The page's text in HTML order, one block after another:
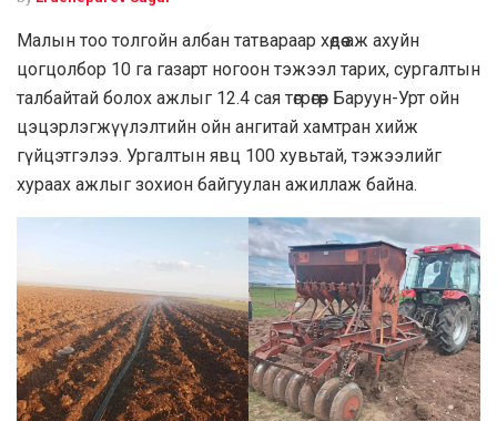
Малын тоо толгойн албан татвараар хөдөө аж ахуйн
цогцолбор 10 га газарт ногоон тэжээл тарих, сургалтын
талбайтай болох ажлыг 12.4 сая төгрөгөөр Баруун-Урт ойн
цэцэрлэгжүүлэлтийн ойн ангитай хамтран хийж
гүйцэтгэлээ. Ургалтын явц 100 хувьтай, тэжээлийг
хураах ажлыг зохион байгуулан ажиллаж байна.